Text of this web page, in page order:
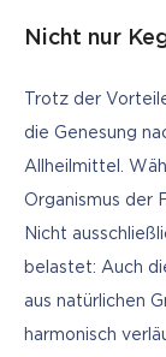
Nicht nur
Trotz der
die Genesung
Allheilmittel.
Organismus der
Nicht
belastet: Auch
aus natürlichen
harmonisch